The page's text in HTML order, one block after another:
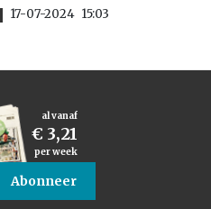
17-07-2024 15:03
al vanaf
€ 3,21
per week
Abonneer